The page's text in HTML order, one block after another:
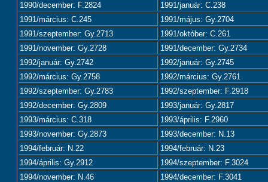
1990/december: F.2824
1991/január: C.238
1991/március: C.245
1991/május: Gy.2704
1991/szeptember: Gy.2713
1991/október: C.261
1991/november: Gy.2728
1991/december: Gy.2734
1992/január: Gy.2742
1992/január: Gy.2745
1992/március: Gy.2758
1992/március: Gy.2761
1992/szeptember: Gy.2783
1992/szeptember: F.2918
1992/december: Gy.2809
1993/január: Gy.2817
1993/március: C.318
1993/április: F.2960
1993/november: Gy.2873
1993/december: N.13
1994/február: N.22
1994/február: N.23
1994/április: Gy.2912
1994/szeptember: F.3024
1994/november: N.46
1994/december: F.3041